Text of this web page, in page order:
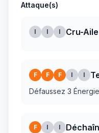
Attaque(s)
I I I Cru-Aile
F F F I I
Défaussez 3
F I I